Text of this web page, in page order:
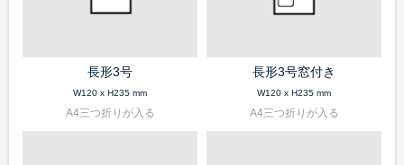
長形3号
W120 x H235 mm
A4三つ折りが入る
長形3号窓付き
W120 x H235 mm
A4三つ折りが入る